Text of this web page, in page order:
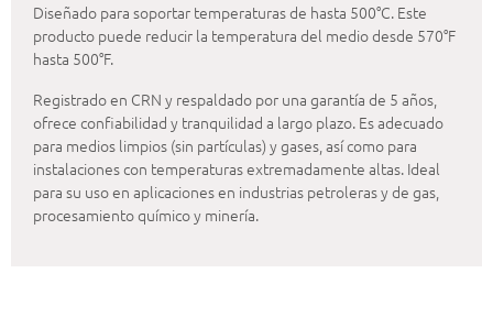
Diseñado para soportar temperaturas de hasta 500°C. Este
producto puede reducir la temperatura del medio desde 570°F
hasta 500°F.
Registrado en CRN y respaldado por una garantía de 5 años,
ofrece confiabilidad y tranquilidad a largo plazo. Es adecuado
para medios limpios (sin partículas) y gases, así como para
instalaciones con temperaturas extremadamente altas. Ideal
para su uso en aplicaciones en industrias petroleras y de gas,
procesamiento químico y minería.